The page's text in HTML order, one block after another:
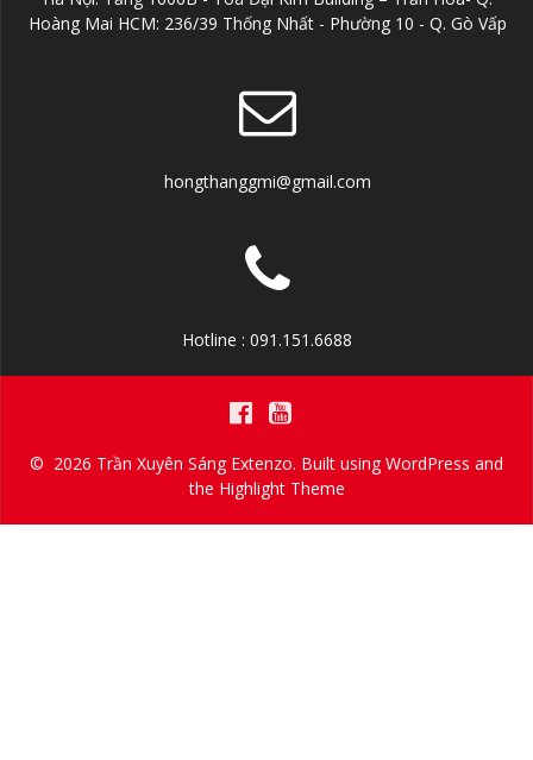
Hoàng Mai HCM: 236/39 Thống Nhất - Phường 10 - Q. Gò Vấp
hongthanggmi@gmail.com
Hotline : 091.151.6688
© 2026 Trần Xuyên Sáng Extenzo. Built using WordPress and
the Highlight Theme